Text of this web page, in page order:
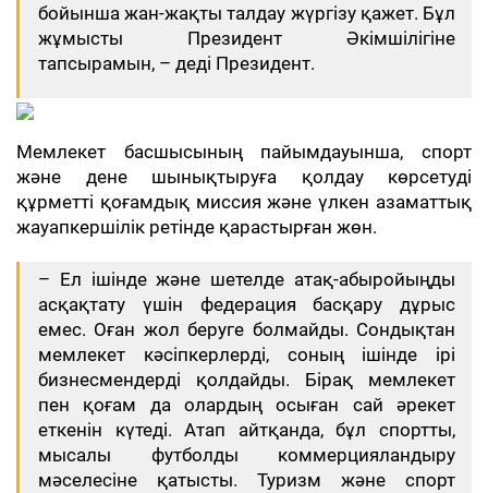
бойынша жан-жақты талдау жүргізу қажет. Бұл
жұмысты Президент Әкімшілігіне
тапсырамын, – деді Президент.
Мемлекет басшысының пайымдауынша, спорт
және дене шынықтыруға қолдау көрсетуді
құрметті қоғамдық миссия және үлкен азаматтық
жауапкершілік ретінде қарастырған жөн.
– Ел ішінде және шетелде атақ-абыройыңды
асқақтату үшін федерация басқару дұрыс
емес. Оған жол беруге болмайды. Сондықтан
мемлекет кәсіпкерлерді, соның ішінде ірі
бизнесмендерді қолдайды. Бірақ мемлекет
пен қоғам да олардың осыған сай әрекет
еткенін күтеді. Атап айтқанда, бұл спортты,
мысалы футболды коммерцияландыру
мәселесіне қатысты. Туризм және спорт